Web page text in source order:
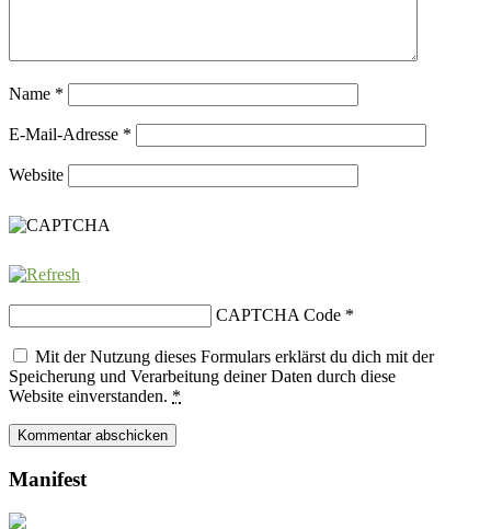
Name *
E-Mail-Adresse *
Website
CAPTCHA Code *
Mit der Nutzung dieses Formulars erklärst du dich mit der
Speicherung und Verarbeitung deiner Daten durch diese
Website einverstanden. *
Manifest